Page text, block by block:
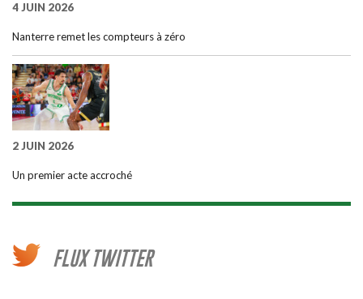
4 JUIN 2026
Nanterre remet les compteurs à zéro
2 JUIN 2026
Un premier acte accroché
FLUX TWITTER